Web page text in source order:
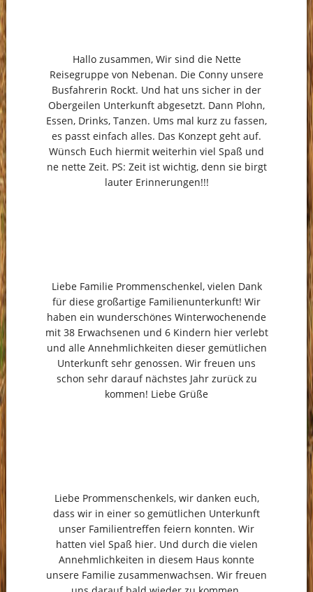
Hallo zusammen, Wir sind die Nette
Reisegruppe von Nebenan. Die Conny unsere
Busfahrerin Rockt. Und hat uns sicher in der
Obergeilen Unterkunft abgesetzt. Dann Plohn,
Essen, Drinks, Tanzen. Ums mal kurz zu fassen,
es passt einfach alles. Das Konzept geht auf.
Wünsch Euch hiermit weiterhin viel Spaß und
ne nette Zeit. PS: Zeit ist wichtig, denn sie birgt
lauter Erinnerungen!!!
Liebe Familie Prommenschenkel, vielen Dank
für diese großartige Familienunterkunft! Wir
haben ein wunderschönes Winterwochenende
mit 38 Erwachsenen und 6 Kindern hier verlebt
und alle Annehmlichkeiten dieser gemütlichen
Unterkunft sehr genossen. Wir freuen uns
schon sehr darauf nächstes Jahr zurück zu
kommen! Liebe Grüße
Liebe Prommenschenkels, wir danken euch,
dass wir in einer so gemütlichen Unterkunft
unser Familientreffen feiern konnten. Wir
hatten viel Spaß hier. Und durch die vielen
Annehmlichkeiten in diesem Haus konnte
unsere Familie zusammenwachsen. Wir freuen